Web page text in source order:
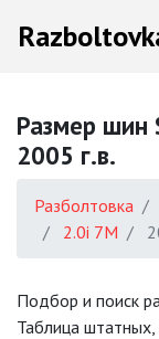
Размер шин
2005 г.в.
Разболтовка
2.0i 7M
Подбор и поиск
Таблица